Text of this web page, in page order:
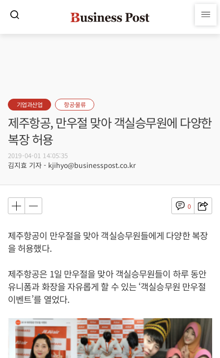
기업과산업 항공·물류
제주항공, 만우절 맞아 객실승무원에 다양한
복장 허용
2019-04-01 14:05:35
김지효 기자 - kjihyo@businesspost.co.kr
0
제주항공이 만우절을 맞아 객실승무원들에게 다양한 복장
을 허용했다.
제주항공은 1일 만우절을 맞아 객실승무원들이 하루 동안
유니폼과 화장을 자유롭게 할 수 있는 ‘객실승무원 만우절
이벤트’를 열었다.